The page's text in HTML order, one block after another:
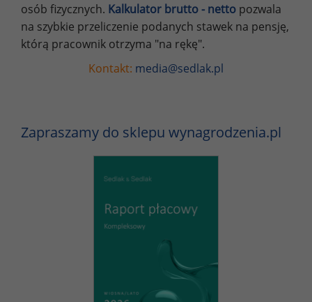
osób fizycznych. Kalkulator brutto - netto pozwala
na szybkie przeliczenie podanych stawek na pensję,
którą pracownik otrzyma "na rękę".
Kontakt: media@sedlak.pl
Zapraszamy do sklepu wynagrodzenia.pl